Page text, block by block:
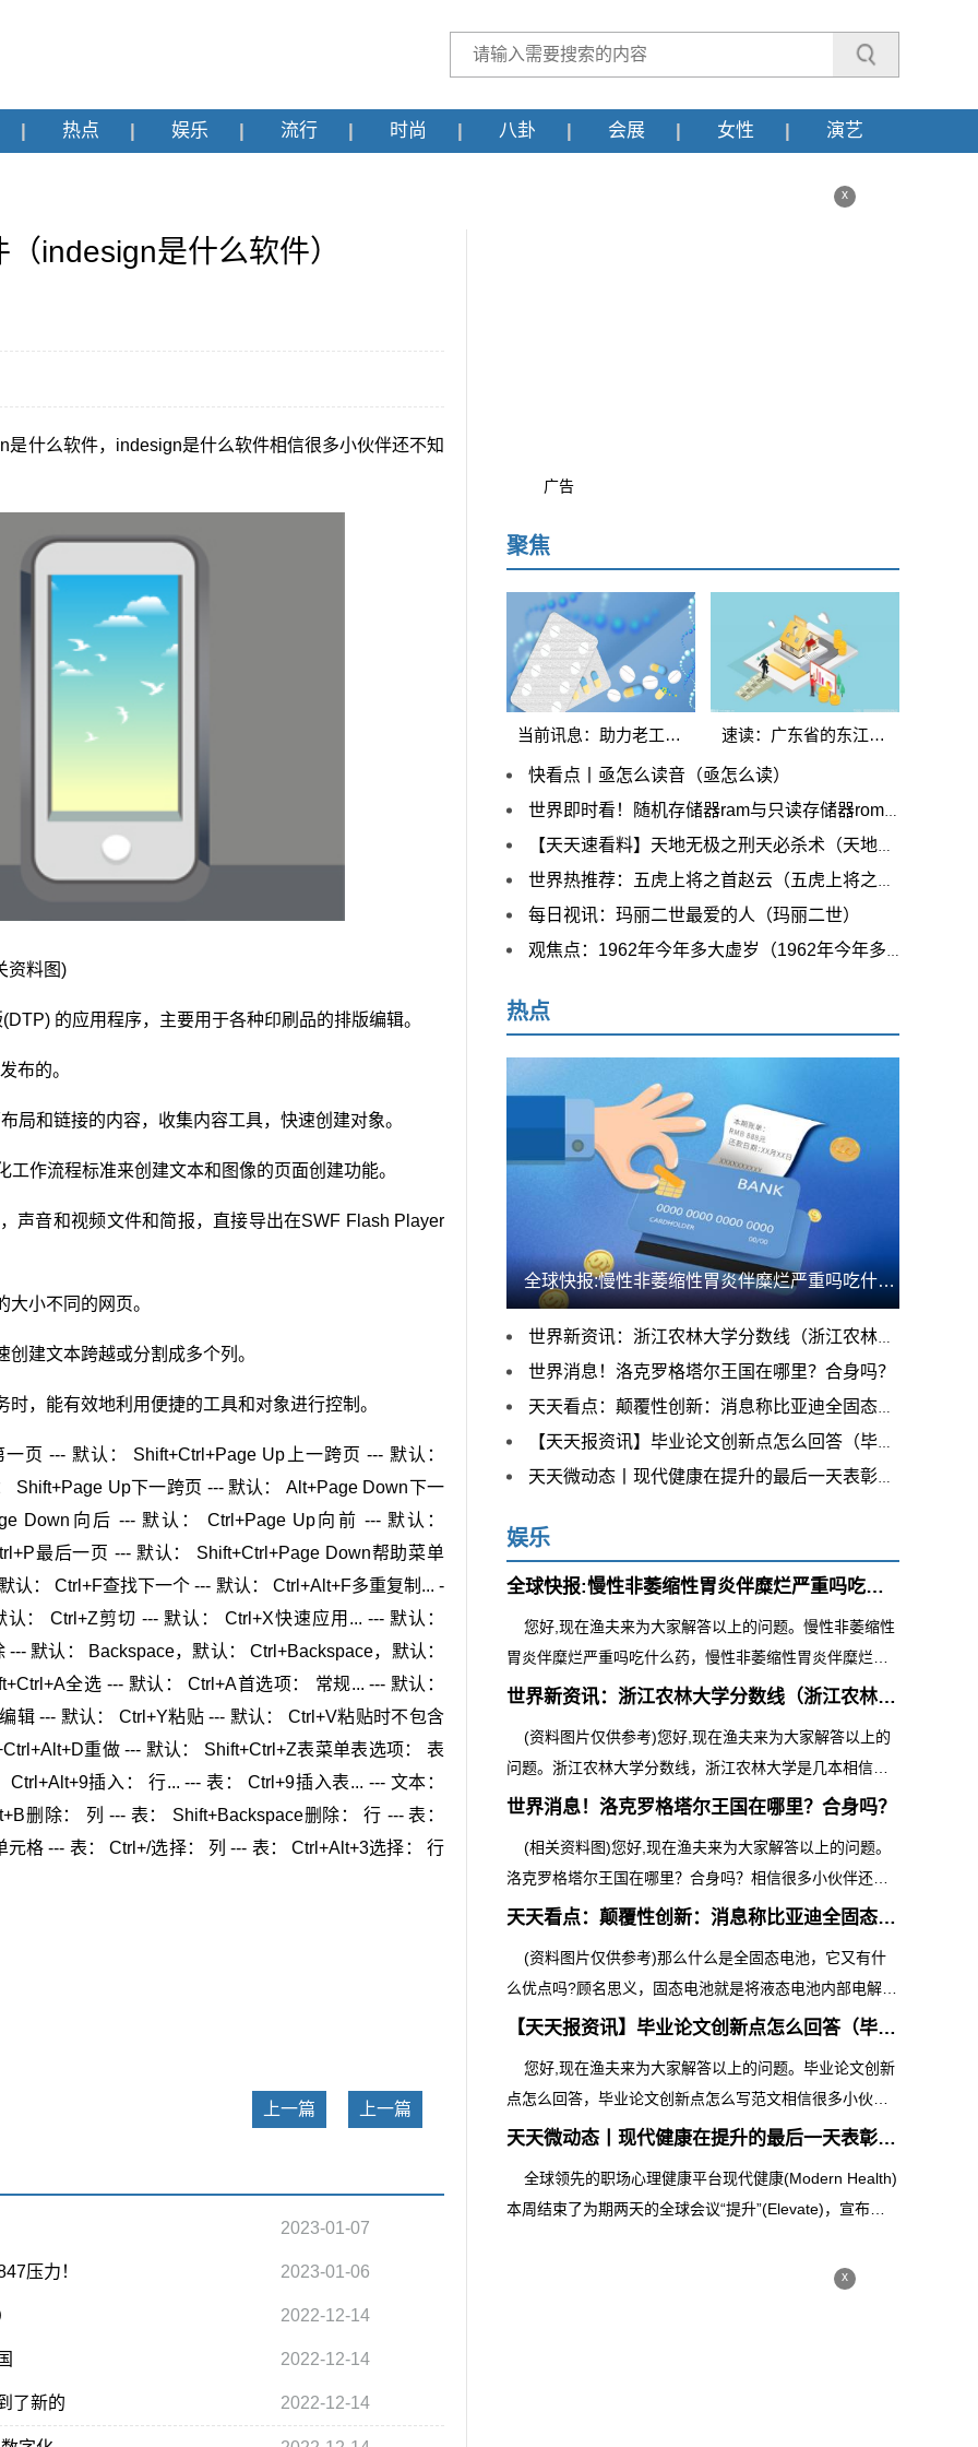
热点 娱乐 流行 时尚 八卦 会展 女性 演艺
indesign是什么软件）
什么软件，indesign是什么软件相信很多小伙伴还不知
资料图)
的应用程序，主要用于各种印刷品的排版编辑。
布的。
局和链接的内容，收集内容工具，快速创建对象。
作流程标准来创建文本和图像的页面创建功能。
声音和视频文件和简报，直接导出在SWF Flash Player
小不同的网页。
建文本跨越或分割成多个列。
，能有效地利用便捷的工具和对象进行控制。
页 --- 默认： Shift+Ctrl+Page Up上一跨页 --- 默认：
Shift+Page Up下一跨页 --- 默认： Alt+Page Down下一
Down向后 --- 默认： Ctrl+Page Up向前 --- 默认：
最后一页 --- 默认： Shift+Ctrl+Page Down帮助菜单
认： Ctrl+F查找下一个 --- 默认： Ctrl+Alt+F多重复制... -
： Ctrl+Z剪切 --- 默认： Ctrl+X快速应用... --- 默认：
默认： Backspace，默认： Ctrl+Backspace，默认：
全选 --- 默认： Ctrl+A首选项： 常规... --- 默认：
辑 --- 默认： Ctrl+Y粘贴 --- 默认： Ctrl+V粘贴时不包含
重做 --- 默认： Shift+Ctrl+Z表菜单表选项： 表
插入： 行... --- 表： Ctrl+9插入表... --- 文本：
删除： 列 --- 表： Shift+Backspace删除： 行 --- 表：
格 --- 表： Ctrl+/选择： 列 --- 表： Ctrl+Alt+3选择： 行
上一篇 上一篇
2023-01-07
压力！ 2023-01-06
2022-12-14
2022-12-14
了新的 2022-12-14
x
广告
聚焦
当前讯息：助力老工业城市转型升级 工业互联网新赛道涌现 速读：广东省的东江是哪里（广东省的东江在哪里）
快看点丨亟怎么读音（亟怎么读）
世界即时看！随机存储器ram与只读存储器rom的区别（随机
【天天速看料】天地无极之刑天必杀术（天地无极）
世界热推荐：五虎上将之首赵云（五虎上将之首）
每日视讯：玛丽二世最爱的人（玛丽二世）
观焦点：1962年今年多大虚岁（1962年今年多少岁）
热点
全球快报:慢性非萎缩性胃炎伴糜烂严重吗吃什么药（慢性非
世界新资讯：浙江农林大学分数线（浙江农林大学是几本）
世界消息！洛克罗格塔尔王国在哪里？合身吗？
天天看点：颠覆性创新：消息称比亚迪全固态电池重庆量产
【天天报资讯】毕业论文创新点怎么回答（毕业论文创新点
天天微动态丨现代健康在提升的最后一天表彰心理健康倡导
娱乐
全球快报:慢性非萎缩性胃炎伴糜烂严重吗吃什么药（慢性非
您好,现在渔夫来为大家解答以上的问题。慢性非萎缩性
胃炎伴糜烂严重吗吃什么药，慢性非萎缩性胃炎伴糜烂严
重相信很多小伙伴还不知道,现在让
世界新资讯：浙江农林大学分数线（浙江农林大学是几本）
(资料图片仅供参考)您好,现在渔夫来为大家解答以上的
问题。浙江农林大学分数线，浙江农林大学是几本相信很
多小伙伴还不知道,现在让我们一起
世界消息！洛克罗格塔尔王国在哪里？合身吗？
(相关资料图)您好,现在渔夫来为大家解答以上的问题。
洛克罗格塔尔王国在哪里？合身吗？相信很多小伙伴还不
知道,现在让我们一起来看看吧！1
天天看点：颠覆性创新：消息称比亚迪全固态电池重庆量产
(资料图片仅供参考)那么什么是全固态电池，它又有什
么优点吗?顾名思义，固态电池就是将液态电池内部电解液
全部更换为了固态电解质，质量能
【天天报资讯】毕业论文创新点怎么回答（毕业论文创新点
您好,现在渔夫来为大家解答以上的问题。毕业论文创新
点怎么回答，毕业论文创新点怎么写范文相信很多小伙伴
还不知道,现在让我们一起来看看吧
天天微动态丨现代健康在提升的最后一天表彰心理健康倡导
全球领先的职场心理健康平台现代健康(Modern Health)
本周结束了为期两天的全球会议“提升”(Elevate)，宣布了
x